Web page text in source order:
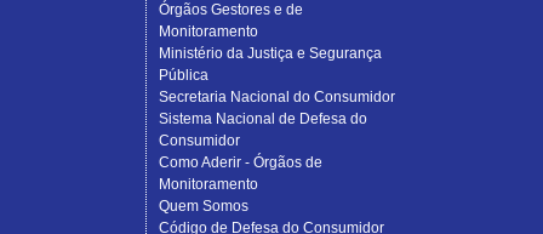
Órgãos Gestores e de
Monitoramento
Ministério da Justiça e Segurança
Pública
Secretaria Nacional do Consumidor
Sistema Nacional de Defesa do
Consumidor
Como Aderir - Órgãos de
Monitoramento
Quem Somos
Código de Defesa do Consumidor